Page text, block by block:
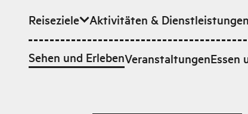
Zum Hauptinhalt
Reiseziele Aktivitäten & Dienstleistungen
Sehen und ErlebenVeranstaltungenEssen